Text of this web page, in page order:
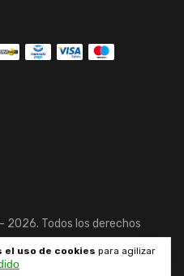
el uso de cookies para agilizar
2026. Todos los derechos